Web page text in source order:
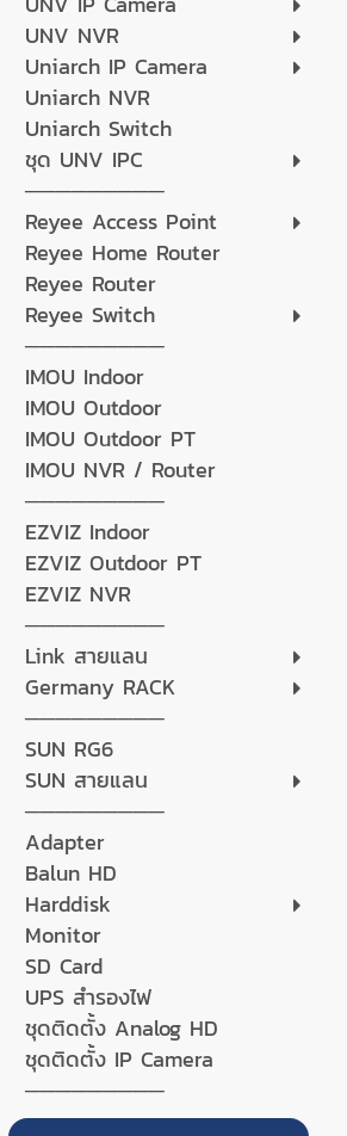
UNV NVR
Uniarch IP Camera
Uniarch NVR
Uniarch Switch
ชุด UNV IPC
─────────
Reyee Access Point
Reyee Home Router
Reyee Router
Reyee Switch
─────────
IMOU Indoor
IMOU Outdoor
IMOU Outdoor PT
IMOU NVR / Router
─────────
EZVIZ Indoor
EZVIZ Outdoor PT
EZVIZ NVR
─────────
Link สายแลน
Germany RACK
─────────
SUN RG6
SUN สายแลน
─────────
Adapter
Balun HD
Harddisk
Monitor
SD Card
UPS สำรองไฟ
ชุดติดตั้ง Analog HD
ชุดติดตั้ง IP Camera
─────────